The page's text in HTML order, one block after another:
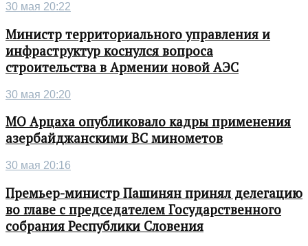
30 мая 20:22
Министр территориального управления и
инфраструктур коснулся вопроса
строительства в Армении новой АЭС
30 мая 20:20
МО Арцаха опубликовало кадры применения
азербайджанскими ВС минометов
30 мая 20:16
Премьер-министр Пашинян принял делегацию
во главе с председателем Государственного
собрания Республики Словения